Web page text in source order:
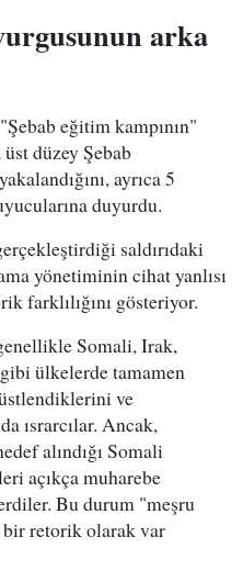
arka
eğitim kampının"
üst düzey Şebab
ayrıca 5
duyurdu.
saldırıdaki
yönetiminin cihat yanlısı
farklılığını gösteriyor.
Somali, Irak,
ülkelerde tamamen
ve
ısrarcılar. Ancak,
alındığı Somali
açıkça muharebe
Bu durum "meşru
bir retorik olarak var